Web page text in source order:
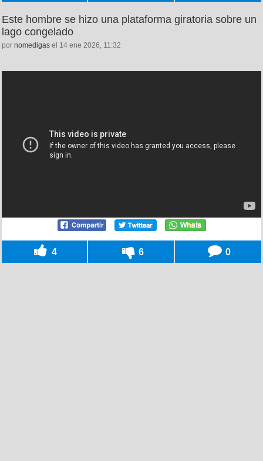
Este hombre se hizo una plataforma giratoria sobre un
lago congelado
por nomedigas el 14 ene 2026, 11:32
4 6 0